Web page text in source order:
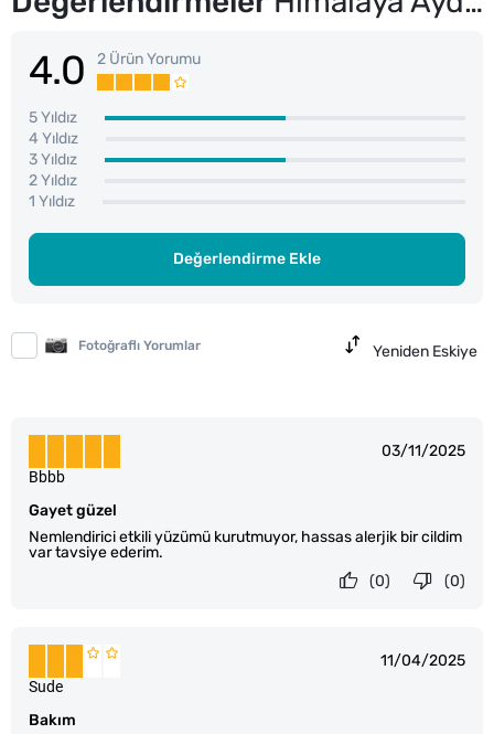
4.0 2 Ürün Yorumu
5 Yıldız
4 Yıldız
3 Yıldız
2 Yıldız
1 Yıldız
Değerlendirme Ekle
Fotoğraflı Yorumlar Yeniden Eskiye
03/11/2025
Gayet güzel
Nemlendirici etkili yüzümü kurutmuyor, hassas alerjik bir cildim
var tavsiye ederim.
Bbbb
(0)
(0)
11/04/2025
Bakım
Sude